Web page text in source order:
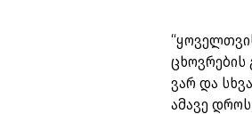
ცხოვრების
ვარ და
ამავე